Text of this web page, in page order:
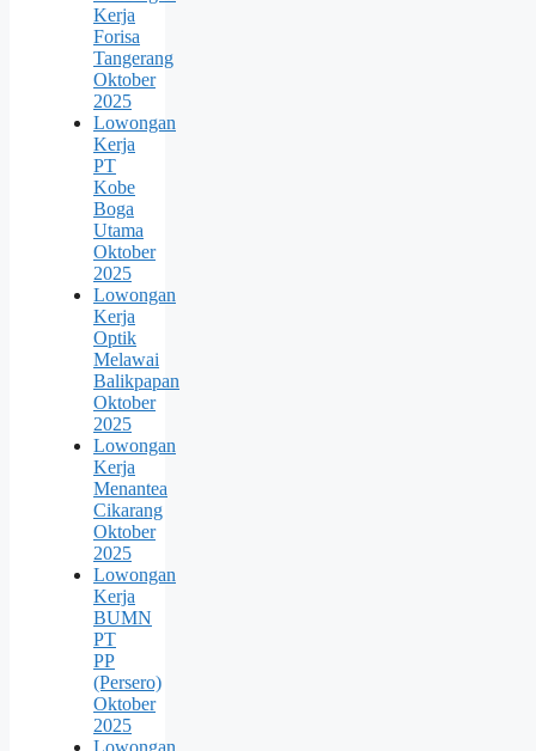
Kerja
Forisa
Tangerang
Oktober
2025
Lowongan
Kerja
PT
Kobe
Boga
Utama
Oktober
2025
Lowongan
Kerja
Optik
Melawai
Balikpapan
Oktober
2025
Lowongan
Kerja
Menantea
Cikarang
Oktober
2025
Lowongan
Kerja
BUMN
PT
PP
(Persero)
Oktober
2025
Lowongan